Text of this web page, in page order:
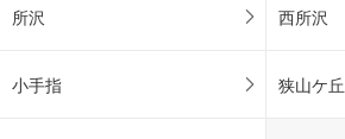
所沢 西所沢
小手指 狭山ケ丘